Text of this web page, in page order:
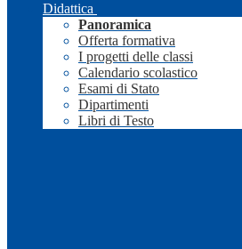
Didattica
Panoramica
Offerta formativa
I progetti delle classi
Calendario scolastico
Esami di Stato
Dipartimenti
Libri di Testo